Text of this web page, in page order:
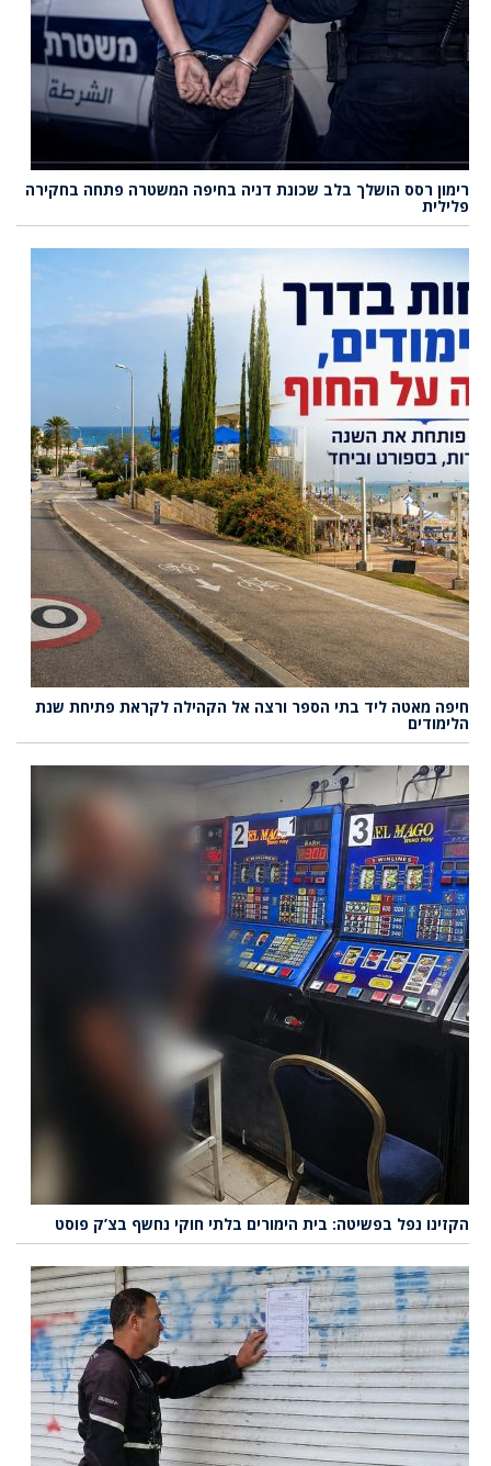
רימון רסס הושלך בלב שכונת דניה בחיפה המשטרה פתחה בחקירה
פלילית
חיפה מאטה ליד בתי הספר ורצה אל הקהילה לקראת פתיחת שנת
הלימודים
הקזינו נפל בפשיטה: בית הימורים בלתי חוקי נחשף בצ’ק פוסט